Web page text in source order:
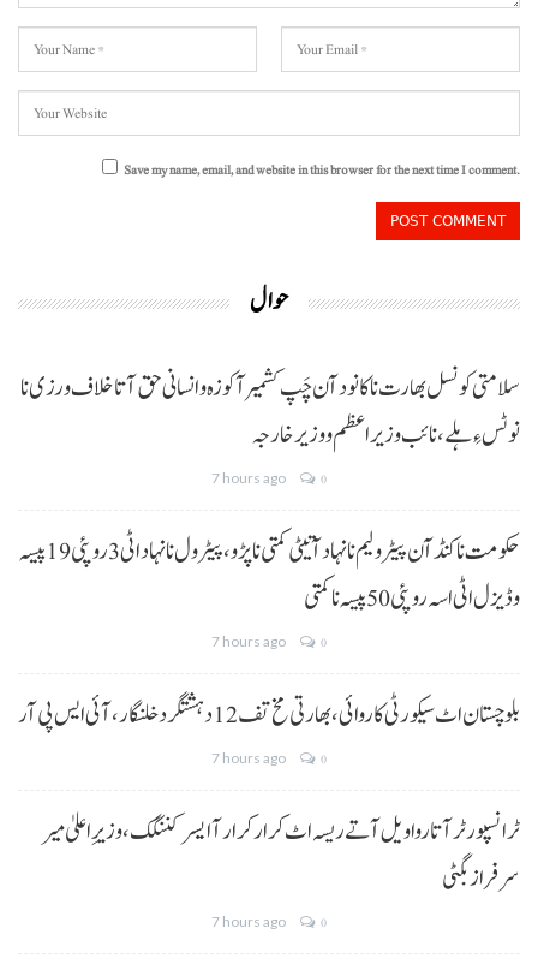
Save my name, email, and website in this browser for the next time I comment.
حوال
سلامتی کونسل بھارت نا کانود آن چَپ کشمیر آ کوزہ و انسانی حق آتا خلاف ورزی نا
نوٹس ءِ ہلے،نائب وزیراعظم و وزیر خارجہ
7 hours ago 0
حکومت نا کنڈ آن پیٹرولیم نا نہاد آتیٹی کمتی نا پڑو،پیٹرول نا نہاد اٹی 3 روپئی 19 پیسہ
و ڈیزل اٹی اسہ روپئی 50 پیسہ نا کمتی
7 hours ago 0
بلوچستان اٹ سیکورٹی کاروائی، بھارتی مخ تف 12 دہشتگرد خلنگار،آئی ایس پی آر
7 hours ago 0
ٹرانسپورٹر آتا روا ویل آتے ریسہ اٹ کرار کرار آ ایسر کننگک ،وزیرِ اعلیٰ میر
سرفراز بگٹی
7 hours ago 0